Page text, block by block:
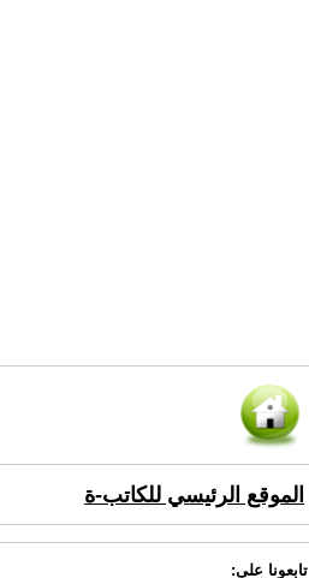
الموقع الرئيسي للكاتب-ة
تابعونا على: